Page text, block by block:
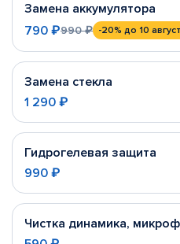
Замена аккумулятора
790 ₽990 ₽ -20% до 10
Замена стекла
1 290 ₽
Гидрогелевая защита
990 ₽
Чистка динамика,